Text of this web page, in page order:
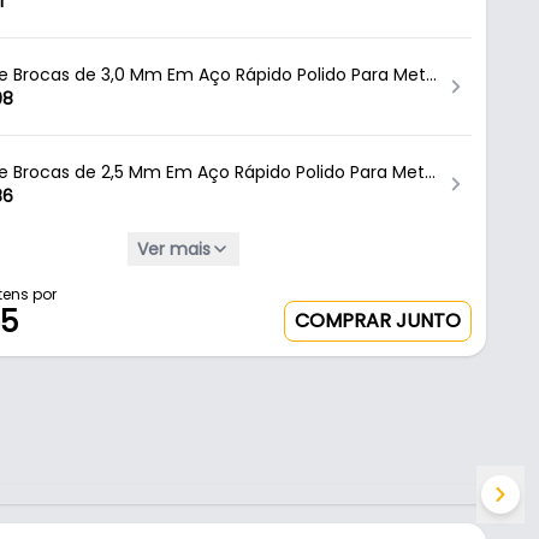
Brocas de 3,0 Mm Em Aço Rápido Polido Para Metal
Ctc-01700030 Ctpohr
Brocas de 2,5 Mm Em Aço Rápido Polido Para Metal
Ver mais
por
COMPRAR JUNTO